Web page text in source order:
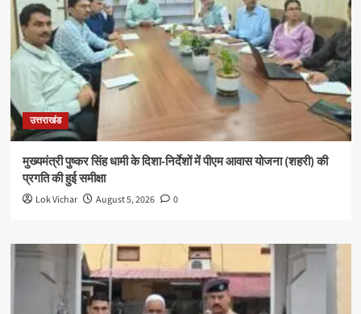
उत्तराखंड
मुख्यमंत्री पुष्कर सिंह धामी के दिशा-निर्देशों में पीएम आवास योजना (शहरी) की
प्रगति की हुई समीक्षा
Lok Vichar August 5, 2026 0